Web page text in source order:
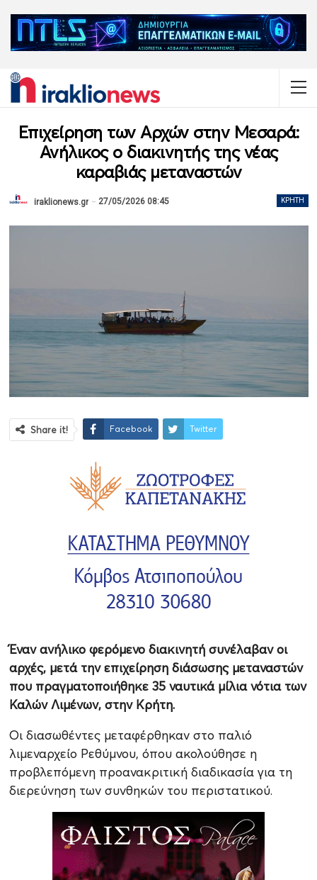
Επιχείρηση των Αρχών στην Μεσαρά:
Ανήλικος ο διακινητής της νέας
καραβιάς μεταναστών
ΚΡΉΤΗ
iraklionews.gr 27/05/2026 08:45
Share it! Facebook Twitter
Έναν ανήλικο φερόμενο διακινητή συνέλαβαν οι
αρχές, μετά την επιχείρηση διάσωσης μεταναστών
που πραγματοποιήθηκε 35 ναυτικά μίλια νότια των
Καλών Λιμένων, στην Κρήτη.
Οι διασωθέντες μεταφέρθηκαν στο παλιό
λιμεναρχείο Ρεθύμνου, όπου ακολούθησε η
προβλεπόμενη προανακριτική διαδικασία για τη
διερεύνηση των συνθηκών του περιστατικού.